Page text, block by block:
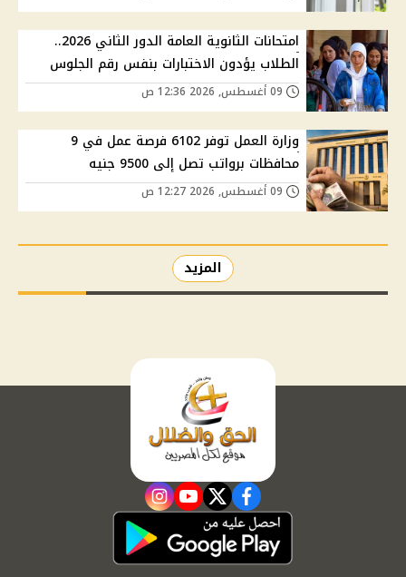
امتحانات الثانوية العامة الدور الثاني 2026..
الطلاب يؤدون الاختبارات بنفس رقم الجلوس
وزارة العمل توفر 6102 فرصة عمل في 9
محافظات برواتب تصل إلى 9500 جنيه
المزيد
facebook
twitter
youtube
instagram